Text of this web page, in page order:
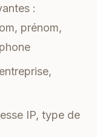
:
prénom,
entreprise,
IP, type de